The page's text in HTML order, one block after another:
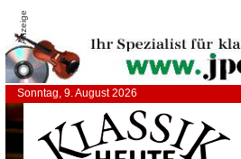
Anzeige
Sonntag, 9. August 2026